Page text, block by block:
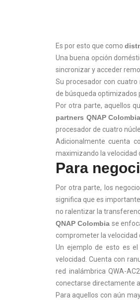
Es por esto que como
Una buena opción
sincronizar y acceder
Su procesador con
de búsqueda optimizados
Por otra parte, aquellos
partners QNAP Colombia
procesador de cuatro
Adicionalmente cuenta
maximizando la velocidad
Para
Por otra parte, los
significa que es
no ralentizar la
QNAP Colombia se
comprometer la velocidad
Un ejemplo de esto es el
velocidad. Cuenta con
red inalámbrica QWA-
conectarse directamente
Para aquellos con aún